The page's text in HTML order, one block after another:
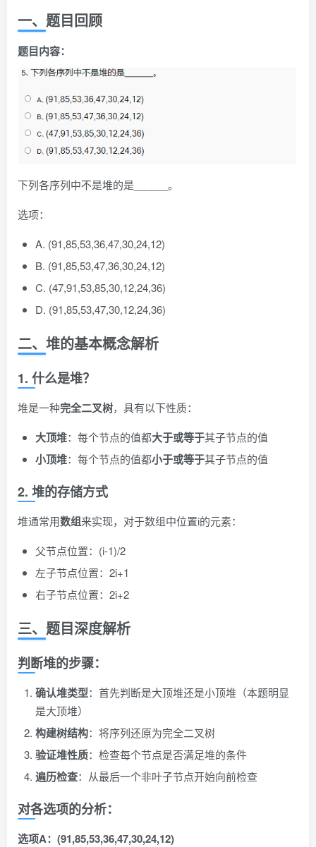
一、题目回顾
题目内容：
下列各序列中不是堆的是______。
选项：
A. (91,85,53,36,47,30,24,12)
B. (91,85,53,47,36,30,24,12)
C. (47,91,53,85,30,12,24,36)
D. (91,85,53,47,30,12,24,36)
二、堆的基本概念解析
1. 什么是堆？
堆是一种完全二叉树，具有以下性质：
大顶堆：每个节点的值都大于或等于其子节点的值
小顶堆：每个节点的值都小于或等于其子节点的值
2. 堆的存储方式
堆通常用数组来实现，对于数组中位置i的元素：
父节点位置：(i-1)/2
左子节点位置：2i+1
右子节点位置：2i+2
三、题目深度解析
判断堆的步骤：
确认堆类型：首先判断是大顶堆还是小顶堆（本题明显
是大顶堆）
构建树结构：将序列还原为完全二叉树
验证堆性质：检查每个节点是否满足堆的条件
遍历检查：从最后一个非叶子节点开始向前检查
对各选项的分析：
选项A：(91,85,53,36,47,30,24,12)